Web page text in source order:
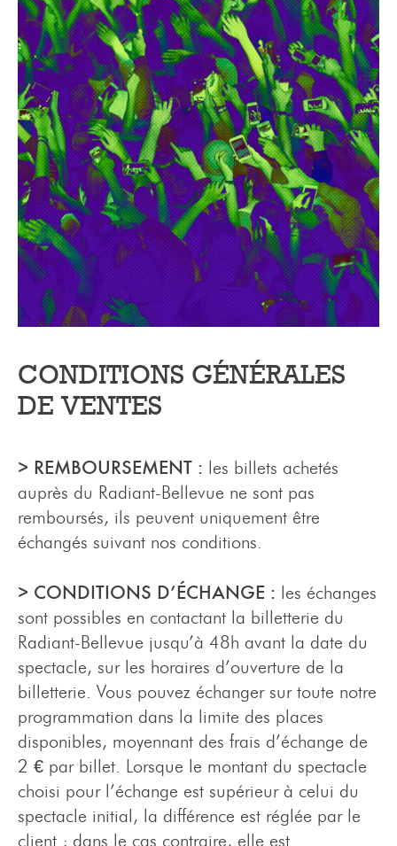
CONDITIONS GÉNÉRALES
DE VENTES
> REMBOURSEMENT : les billets achetés
auprès du Radiant-Bellevue ne sont pas
remboursés, ils peuvent uniquement être
échangés suivant nos conditions.
> CONDITIONS D’ÉCHANGE : les échanges
sont possibles en contactant la billetterie du
Radiant-Bellevue jusqu’à 48h avant la date du
spectacle, sur les horaires d’ouverture de la
billetterie. Vous pouvez échanger sur toute notre
programmation dans la limite des places
disponibles, moyennant des frais d’échange de
2 € par billet. Lorsque le montant du spectacle
choisi pour l’échange est supérieur à celui du
spectacle initial, la différence est réglée par le
client ; dans le cas contraire, elle est